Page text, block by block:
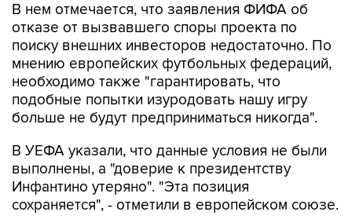
В нем отмечается, что заявления ФИФА об
отказе от вызвавшего споры проекта по
поиску внешних инвесторов недостаточно. По
мнению европейских футбольных федераций,
необходимо также "гарантировать, что
подобные попытки изуродовать нашу игру
больше не будут предприниматься никогда".
В УЕФА указали, что данные условия не были
выполнены, а "доверие к президентству
Инфантино утеряно". "Эта позиция
сохраняется", - отметили в европейском союзе.